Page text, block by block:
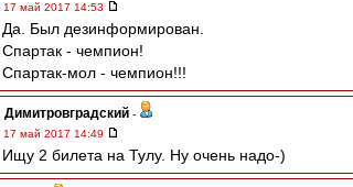
17 май 2017 14:53
Да. Был дезинформирован.
Спартак - чемпион!
Спартак-мол - чемпион!!!
Димитровградский -
17 май 2017 14:49
Ищу 2 билета на Тулу. Ну очень надо-)